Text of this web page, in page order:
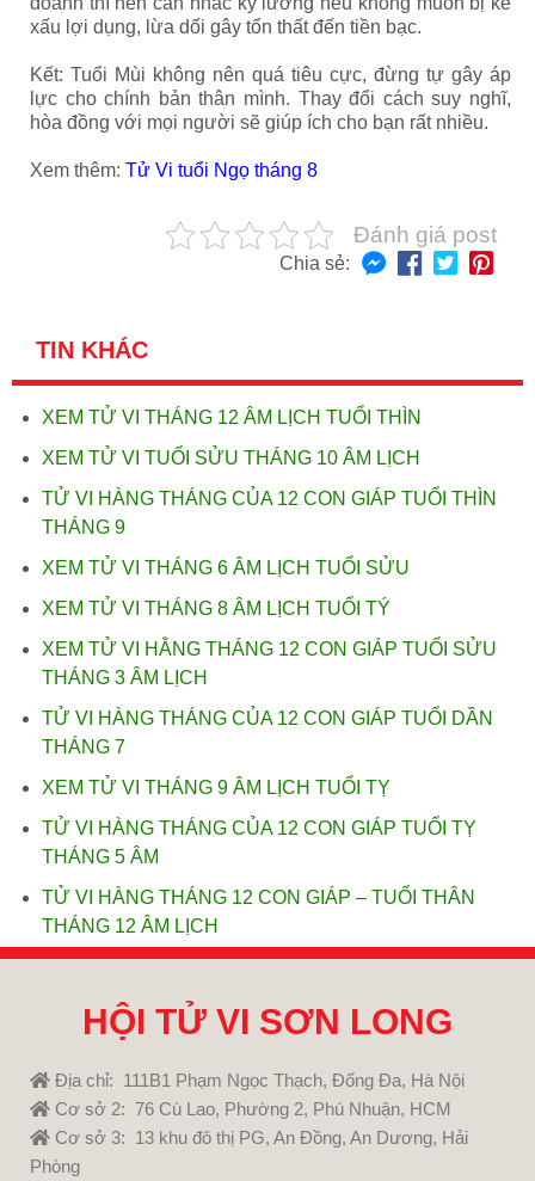
xấu lợi dụng, lừa dối gây tổn thất đến tiền bạc.
Kết: Tuổi Mùi không nên quá tiêu cực, đừng tự gây áp
lực cho chính bản thân mình. Thay đổi cách suy nghĩ,
hòa đồng với mọi người sẽ giúp ích cho bạn rất nhiều.
Xem thêm: Tử Vi tuổi Ngọ tháng 8
Đánh giá post
Chia sẻ:
TIN KHÁC
XEM TỬ VI THÁNG 12 ÂM LỊCH TUỔI THÌN
XEM TỬ VI TUỔI SỬU THÁNG 10 ÂM LỊCH
TỬ VI HÀNG THÁNG CỦA 12 CON GIÁP TUỔI THÌN
THÁNG 9
XEM TỬ VI THÁNG 6 ÂM LỊCH TUỔI SỬU
XEM TỬ VI THÁNG 8 ÂM LỊCH TUỔI TÝ
XEM TỬ VI HẰNG THÁNG 12 CON GIÁP TUỔI SỬU
THÁNG 3 ÂM LỊCH
TỬ VI HÀNG THÁNG CỦA 12 CON GIÁP TUỔI DẦN
THÁNG 7
XEM TỬ VI THÁNG 9 ÂM LỊCH TUỔI TỴ
TỬ VI HÀNG THÁNG CỦA 12 CON GIÁP TUỔI TỴ
THÁNG 5 ÂM
TỬ VI HÀNG THÁNG 12 CON GIÁP – TUỔI THÂN
THÁNG 12 ÂM LỊCH
HỘI TỬ VI SƠN LONG
Địa chỉ: 111B1 Phạm Ngọc Thạch, Đống Đa, Hà Nội
Cơ sở 2: 76 Cù Lao, Phường 2, Phú Nhuận, HCM
Cơ sở 3: 13 khu đô thị PG, An Đồng, An Dương, Hải
Phòng